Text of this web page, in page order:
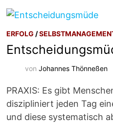
ERFOLG /
vonJohannes Thönneßen
PRAXIS: Es gibt
diszipliniert jeden Tag
und diese systematisch